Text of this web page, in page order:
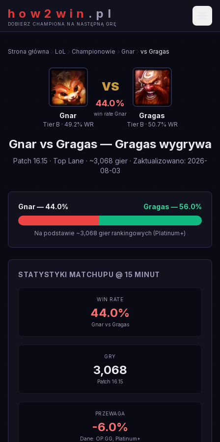
how2win . pl
DOBIERZ CHAMPIONA NA NASTĘPNĄ GRĘ
Strona główna LoL Championowie Gnar vs Gragas
Gnar
Tier B · 49.2% WR
VS
44.0%
win rate Gnar Gragas
Tier B · 50.7% WR
Gnar vs Gragas— Gragas wygrywa
Patch 16.15 · Top Lane · ~3,068 gier· Zaktualizowano: 2026-
08-03
Gnar— 44.0% Gragas —56.0%
Na podstawie ~3,068 gier rankingowych (Platinum+)
STATYSTYKI MATCHUPU @ 15 MINUT
WIN RATE
44.0%
Gnarvs Gragas
GRY
3,068
Patch 16.15
PRZEWAGA
-6.0%
Dane: OP.GG, Platinum+